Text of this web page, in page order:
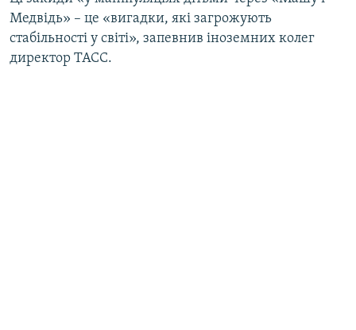
Медвідь» – це «вигадки, які загрожують
стабільності у світі», запевнив іноземних колег
директор ТАСС.